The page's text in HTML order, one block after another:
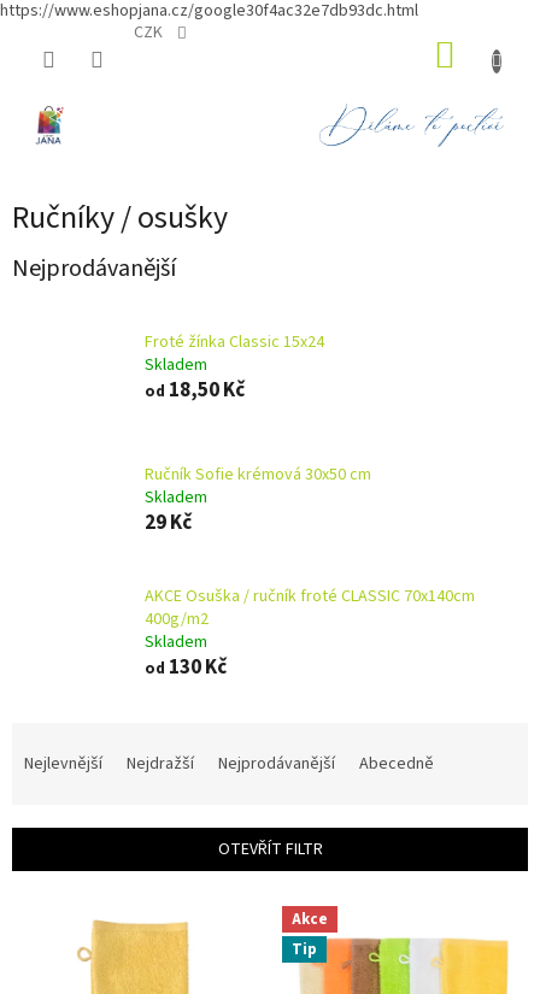
https://www.eshopjana.cz/google30f4ac32e7db93dc.html
CZK
Ručníky / osušky
Nejprodávanější
Froté žínka Classic 15x24
Skladem
od 18,50 Kč
Ručník Sofie krémová 30x50 cm
Skladem
29 Kč
AKCE Osuška / ručník froté CLASSIC 70x140cm
400g/m2
Skladem
od 130 Kč
í
Nejlevnější Nejdražší Nejprodávanější Abecedně
OTEVŘÍT FILTR
Akce
Tip